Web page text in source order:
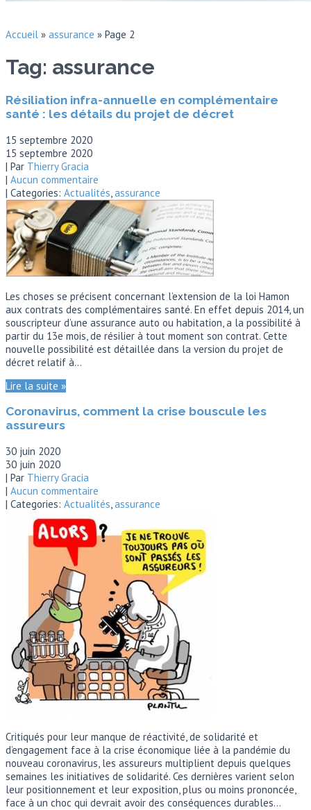
Accueil » assurance » Page 2
Tag: assurance
Résiliation infra-annuelle en complémentaire
santé : les détails du projet de décret
15 septembre 2020
15 septembre 2020
| Par Thierry Gracia
| Aucun commentaire
| Categories: Actualités assurance
Les choses se précisent concernant l’extension de la loi Hamon
aux contrats des complémentaires santé. En effet depuis 2014, un
souscripteur d’une assurance auto ou habitation, a la possibilité à
partir du 13e mois, de résilier à tout moment son contrat. Cette
nouvelle possibilité est détaillée dans la version du projet de
décret relatif à…
Lire la suite »
Coronavirus, comment la crise bouscule les
assureurs
30 juin 2020
30 juin 2020
| Par Thierry Gracia
| Aucun commentaire
| Categories: Actualités,assurance
Critiqués pour leur manque de réactivité, de solidarité et
d’engagement face à la crise économique liée à la pandémie du
nouveau coronavirus, les assureurs multiplient depuis quelques
semaines les initiatives de solidarité. Ces dernières varient selon
leur positionnement et leur exposition, plus ou moins prononcée,
face à un choc qui devrait avoir des conséquences durables…